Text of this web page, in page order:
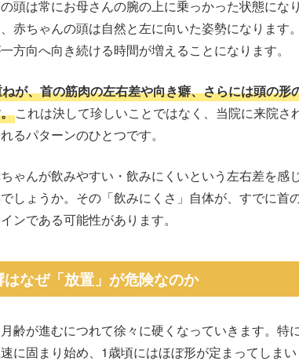
頭は常にお母さんの腕の上に乗っかった状態にな
赤ちゃんの頭は自然と左に向いた姿勢になります
方向へ向き続ける時間が増えることになります。
が、首の筋肉の左右差や向き癖、さらには頭の形
これは決して珍しいことではなく、当院に来院さ
るパターンのひとつです。
ゃんが飲みやすい・飲みにくいという左右差を感
しょうか。その「飲みにくさ」自体が、すでに首
ンである可能性があります。
なぜ「放置」が危険なのか
齢が進むにつれて徐々に硬くなっていきます。特
に固まり始め、1歳頃にはほぼ形が定まってしま